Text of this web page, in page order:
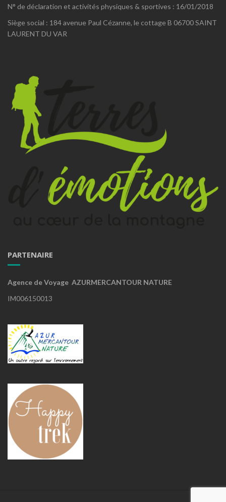
N° de déclaration et activités physiques & sportives : 16/01/2018
Siège social : 184 avenue Paul Cézanne, le cottage B 06700 SAINT
LAURENT DU VAR
PARTENAIRE
Agence de Voyage AZURMERCANTOUR NATURE
IM006150013